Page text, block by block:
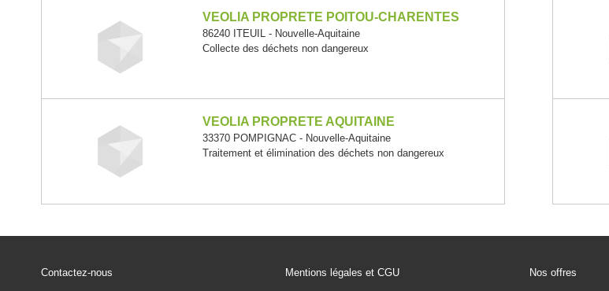
VEOLIA PROPRETE POITOU-CHARENTES
86240 ITEUIL - Nouvelle-Aquitaine
Collecte des déchets non dangereux
VEOLIA PROPRETE AQUITAINE
33370 POMPIGNAC - Nouvelle-Aquitaine
Traitement et élimination des déchets non dangereux
Contactez-nous
Mentions légales et CGU
Nos offres